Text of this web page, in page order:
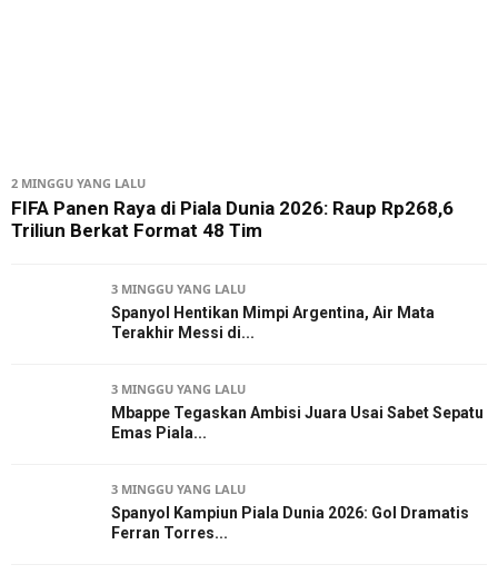
2 MINGGU YANG LALU
FIFA Panen Raya di Piala Dunia 2026: Raup Rp268,6
Triliun Berkat Format 48 Tim
3 MINGGU YANG LALU
Spanyol Hentikan Mimpi Argentina, Air Mata
Terakhir Messi di...
3 MINGGU YANG LALU
Mbappe Tegaskan Ambisi Juara Usai Sabet Sepatu
Emas Piala...
3 MINGGU YANG LALU
Spanyol Kampiun Piala Dunia 2026: Gol Dramatis
Ferran Torres...